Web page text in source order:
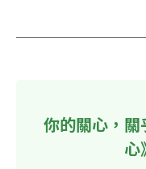
你的關心，
心